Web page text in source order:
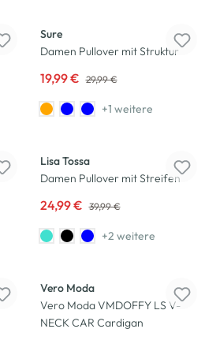
Sure
Damen Pullover mit Struktur
19,99 € 29,99 €
+1 weitere
Lisa Tossa
Damen Pullover mit Streifen
24,99 € 39,99 €
+2 weitere
Vero Moda
Vero Moda VMDOFFY LS V-
NECK CAR Cardigan